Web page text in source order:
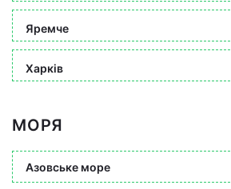
Яремче
Харків
МОРЯ
Азовське море